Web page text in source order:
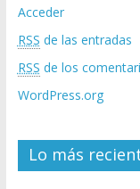
Acceder
RSS de las entradas
RSS de los
WordPress.org
Lo más